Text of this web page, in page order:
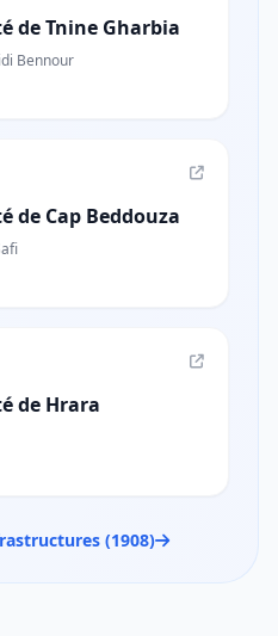
de Tnine Gharbia
Bennour
de Cap Beddouza
de Hrara
(1908)